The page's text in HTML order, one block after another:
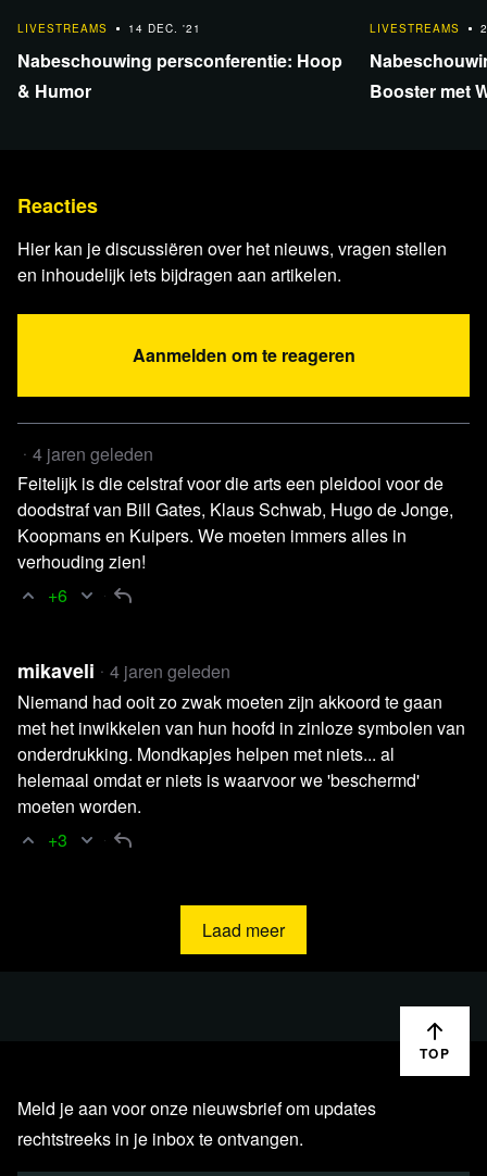
LIVESTREAMS
14 DEC. '21
Nabeschouwing persconferentie: Hoop
& Humor
LIVESTREAMS
Booster met
Reacties
Hier kan je discussiëren over het nieuws, vragen stellen
en inhoudelijk iets bijdragen aan artikelen.
Aanmelden om te reageren
4 jaren geleden
Feitelijk is die celstraf voor die arts een pleidooi voor de
doodstraf van Bill Gates, Klaus Schwab, Hugo de Jonge,
Koopmans en Kuipers. We moeten immers alles in
verhouding zien!
+6
mikaveli
4 jaren geleden
Niemand had ooit zo zwak moeten zijn akkoord te gaan
met het inwikkelen van hun hoofd in zinloze symbolen van
onderdrukking. Mondkapjes helpen met niets... al
helemaal omdat er niets is waarvoor we 'beschermd'
moeten worden.
+3
Laad meer
TOP
Meld je aan voor onze nieuwsbrief om updates
rechtstreeks in je inbox te ontvangen.